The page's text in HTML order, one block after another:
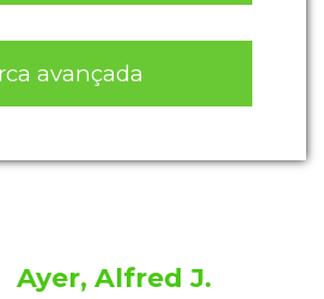
avançada
Ayer, Alfred J.